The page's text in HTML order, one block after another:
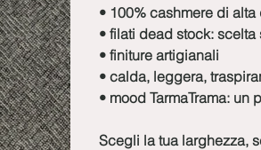
• 100% cashmere di alta
• filati dead stock:
• finiture artigianali
• calda, leggera,
• mood TarmaTrama: un
Scegli la tua larghezza,